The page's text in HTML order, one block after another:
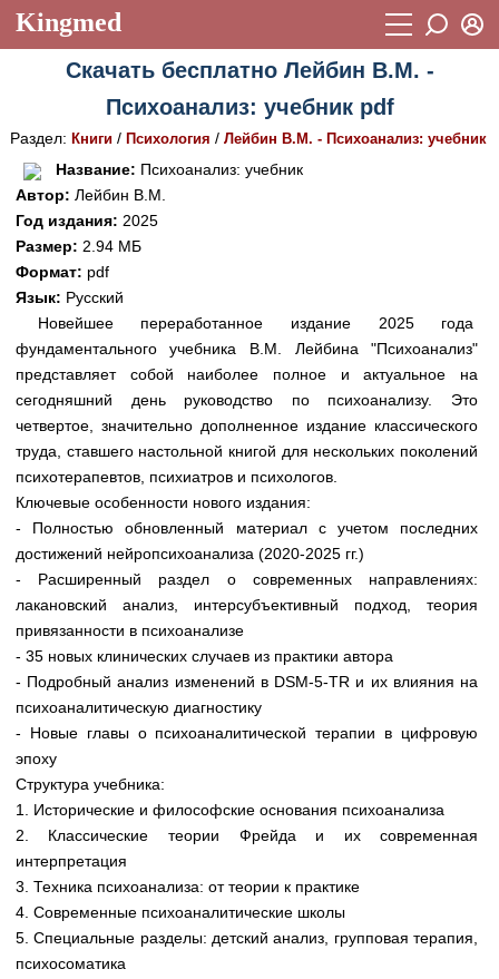
Kingmed
Учебный материал
Видеогалерея 899
Фотогалерея (1906)
Истории болезней
Лекции и презентации
Аккредитационные тесты
Методические рекомендации 1050
Научно-популярное
Статьи
Новости
Медицинская стандартизация
Нормативы экстренной и неотложной помощи
Нормы лабораторных и инструментальных
Обратная связь
Добавить материал
FAQ
Пароль
Восстановить пароль
Регистрация
Скачать бесплатно Лейбин В.М. -
Психоанализ: учебник pdf
Раздел: Книги/ Психология / Лейбин В.М. - Психоанализ: учебник
Название: Психоанализ: учебник
Автор: Лейбин В.М.
Год издания: 2025
Размер: 2.94 МБ
Формат: pdf
Язык: Русский
Новейшее переработанное издание 2025 года
фундаментального учебника В.М. Лейбина "Психоанализ"
представляет собой наиболее полное и актуальное на
сегодняшний день руководство по психоанализу. Это
четвертое, значительно дополненное издание классического
труда, ставшего настольной книгой для нескольких поколений
психотерапевтов, психиатров и психологов.
Ключевые особенности нового издания:
- Полностью обновленный материал с учетом последних
достижений нейропсихоанализа (2020-2025 гг.)
- Расширенный раздел о современных направлениях:
лакановский анализ, интерсубъективный подход, теория
привязанности в психоанализе
- 35 новых клинических случаев из практики автора
- Подробный анализ изменений в DSM-5-TR и их влияния на
психоаналитическую диагностику
- Новые главы о психоаналитической терапии в цифровую
эпоху
Структура учебника:
1. Исторические и философские основания психоанализа
2. Классические теории Фрейда и их современная
интерпретация
3. Техника психоанализа: от теории к практике
4. Современные психоаналитические школы
5. Специальные разделы: детский анализ, групповая терапия,
психосоматика